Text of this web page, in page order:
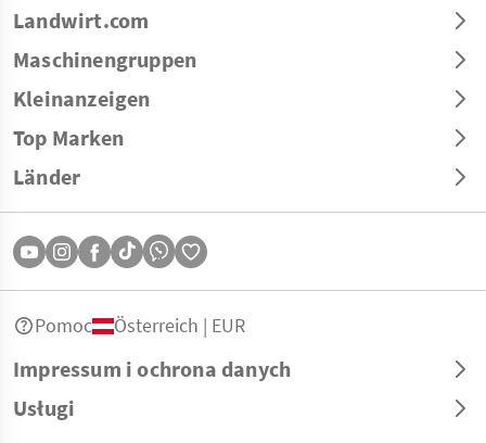
Landwirt.com
Maschinengruppen
Kleinanzeigen
Top Marken
Länder
Impressum i ochrona danych
Usługi
Pomoc Österreich | EUR